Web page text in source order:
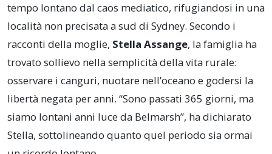
tempo lontano dal caos mediatico, rifugiandosi in una
località non precisata a sud di Sydney. Secondo i
racconti della moglie, Stella Assange, la famiglia ha
trovato sollievo nella semplicità della vita rurale:
osservare i canguri, nuotare nell’oceano e godersi la
libertà negata per anni. “Sono passati 365 giorni, ma
siamo lontani anni luce da Belmarsh”, ha dichiarato
Stella, sottolineando quanto quel periodo sia ormai